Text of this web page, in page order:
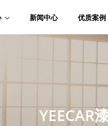
新闻中心 优质案例
YEECAR